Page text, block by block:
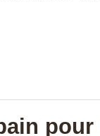
pour